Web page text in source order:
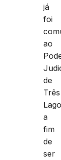
já
foi
ao
de
Três
a
fim
de
ser